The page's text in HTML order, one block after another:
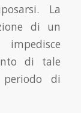
La
di un
di tale
di